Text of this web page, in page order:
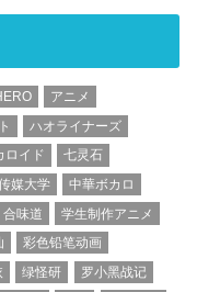
アニメ
ハオライナーズ
ロイド
七灵石
媒大学
中華ボカロ
合味道
学生制作アニメ
彩色铅笔动画
绿怪研
罗小黑战记